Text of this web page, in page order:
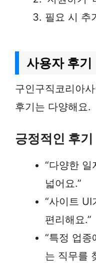
필요 시 추
사용자 후기
구인구직코리아
후기는 다양해요.
긍정적인 후기
“다양한
넓어요.”
“사이트
편리해요.”
“특정 업
는 직무를